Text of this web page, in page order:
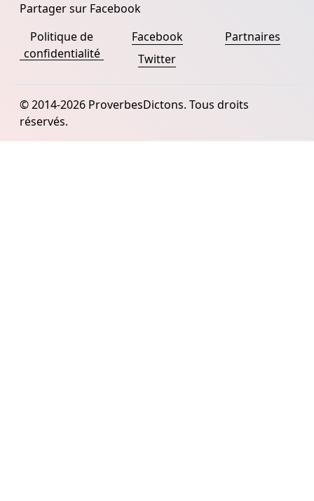
Partager sur Facebook
Politique de
confidentialité
Facebook
Twitter
Partnaires
© 2014-2026 ProverbesDictons. Tous droits
réservés.